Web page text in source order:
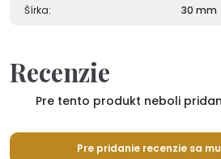
Šírka: 30 mm
Recenzie
Pre tento produkt neboli
Pre pridanie recenzie sa